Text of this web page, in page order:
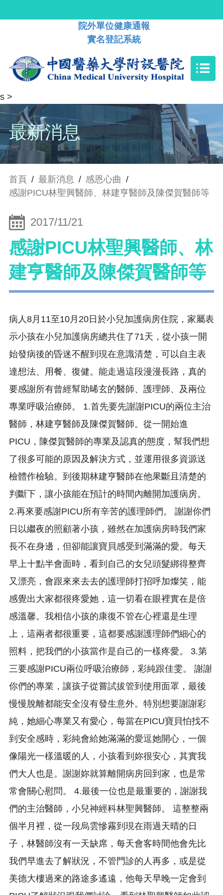
院外單位健康通報
實名登記系統
s >
最新消息
首頁 / 最新消息 / 感恩心曲 /
感謝PICU林聖興醫師、林建亨醫師及陳傑賀醫師等
2017/11/21
感謝PICU林聖興醫師、林
建亨醫師及陳傑賀醫師等
病人8月11至10月20日於小兒加護病房住院，家屬表
示小孩在小兒加護病房總共住了71天，從小孩一開
始發病後的昏迷不醒到現在意識清楚，可以自主表
達想法、用餐、復健。能走過這段漫漫長路，真的
要感謝所有曾經幫助晞玄的醫師、護理師、及兩位
專業呼吸治療師。 1.首先要先謝謝PICU的兩位主治
醫師，林建亨醫師及陳傑賀醫師。從一開始進
PICU，陳傑賀醫師的專業及認真的態度，幫我們想
了很多可能的原因及解決方式，並運用很多資源送
檢體作檢驗。到後期林建亨醫師在他果斷且清楚的
判斷下，讓小孩能在預計的時間內離開加護病房。
2.再來要感謝PICU所有辛苦的護理師們。 謝謝你們
日以繼夜的照顧著小孩，雖然在加護病房時我們家
長不在身邊，但卻能讓寶貝感受到滿滿的愛。每天
早上十點半會面時，看到自己的女兒頭髮綁得整齊
又漂亮，會跟來來去去的護理師打招呼加燦笑，能
感覺出大家都很疼愛她，這一切看在眼裡實在是倍
感溫馨。我相信小孩的康復不管在心裡還是生理
上，這兩者都很重要，這都要感謝護理師們細心的
照料，把我們的小孩當作是自己的一樣疼愛。 3.第
三要感謝PICU兩位呼吸治療師，彩純跟佳雯。 謝謝
你們的專業，讓孩子從嘗試拔管到使用面罩，最後
慢慢脫離都能安全沒有發生意外。特別想要謝謝彩
純，她細心專業又有愛心，每當在PICU寶貝怕找不
到安全感時，彩純會給她滿滿的愛逗她開心，一個
像陽光一樣溫暖的人，小孩看到妳很安心，其實我
們大人也是。謝謝妳就算離開病房回到家，也是常
常會關心慰問。 4.最後一位也是最重要的，謝謝我
們的主治醫師，小兒神經科林聖興醫師。 這整整兩
個半月裡，從一段烏雲慘霧到現在雨過天晴的日
子，林醫師沒有一天缺席，每天會客時間他會先比
我們早進去了解狀況，不管門診的人再多，或是從
美德大樓過來的路途多遙遠，他每天早晚一定會到